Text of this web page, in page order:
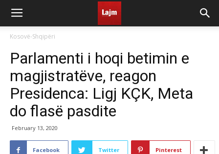
Kosovë-Shqipëri
Parlamenti i hoqi betimin e
magjistratëve, reagon
Presidenca: Ligj KÇK, Meta
do flasë pasdite
February 13, 2020
Facebook Twitter Pinterest